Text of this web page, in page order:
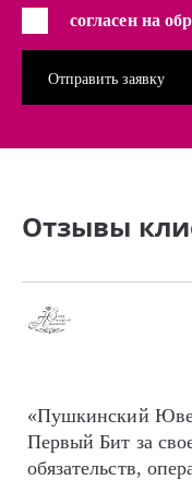
согласен на
Отзывы
«Пушкинский
Первый Бит за
обязательств,